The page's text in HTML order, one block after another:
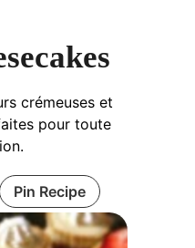
crémeuses et
pour toute
Pin Recipe